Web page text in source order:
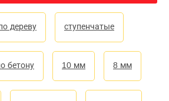
дереву ступенчатые
бетону 10 мм 8 мм